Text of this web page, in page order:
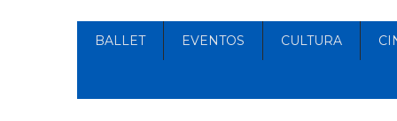
BALLET EVENTOS CULTURA